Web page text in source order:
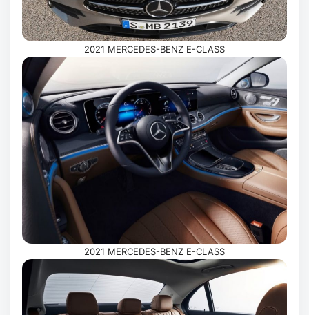
2021 MERCEDES-BENZ E-CLASS
2021 MERCEDES-BENZ E-CLASS